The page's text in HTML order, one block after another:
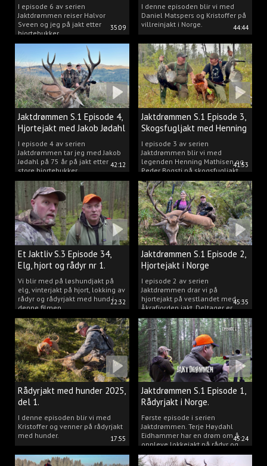
35:09
I episode 6 av serien
Jaktdrømmen reiser Halvor
Sveen og jeg på jakt etter
hjortebukker.
44:44
I denne episoden blir vi med
Daniel Matspers og Kristoffer på
villreinjakt i Norge.
42:12
Jaktdrømmen S.1 Episode 4,
Hjortejakt med Jakob Jødahl
I episode 4 av serien
Jaktdrømmen tar jeg med Jakob
Jødahl på 75 år på jakt etter
store hjortebukker.
41:53
Jaktdrømmen S.1 Episode 3,
Skogsfugljakt med Henning
og Peder
I episode 3 av serien
Jaktdrømmen blir vi med
legenden Henning Mathisen og
Peder Bogsti på skogsfugljakt.
22:32
Et Jaktliv S.3 Episode 34,
Elg, hjort og rådyr nr 1.
2025
Vi blir med på løshundjakt på
elg, vinterjakt på hjort, lokking av
rådyr og rådyrjakt med hund i
denne filmen.
45:35
Jaktdrømmen S.1 Episode 2,
Hjortejakt i Norge
I episode 2 av serien
Jaktdrømmen drar vi på
hjortejakt på vestlandet med
Åkrafjorden jakt. Deltager er
Michelle Sofi Thomassen.
17:55
Rådyrjakt med hunder 2025,
del 1.
I denne episoden blir vi med
Kristoffer og venner på rådyrjakt
med hunder.
45:24
Jaktdrømmen S.1 Episode 1,
Rådyrjakt i Norge.
Første episode i serien
Jaktdrømmen. Terje Høydahl
Eidhammer har en drøm om å
oppleve lokkejakt på rådyr og
målet vårt er å gjøre den
drømmen til virkelighet.